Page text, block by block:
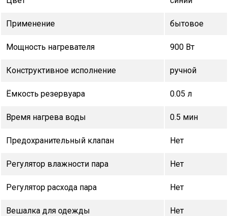
Применение бытовое
Мощность нагревателя 900 Вт
Конструктивное исполнение ручной
Ёмкость резервуара 0.05 л
Время нагрева воды 0.5 мин
Предохранительный клапан Нет
Регулятор влажности пара Нет
Регулятор расхода пара Нет
Вешалка для одежды Нет